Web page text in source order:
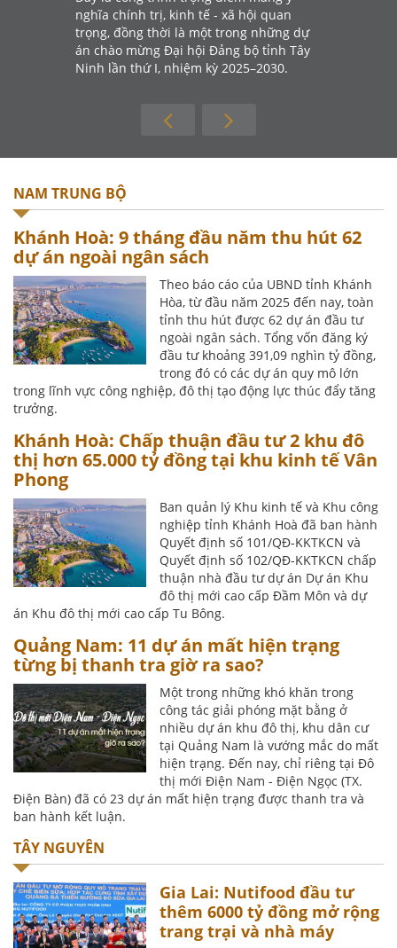
nghĩa chính trị, kinh tế - xã hội quan
trọng, đồng thời là một trong những dự
án chào mừng Đại hội Đảng bộ tỉnh Tây
Ninh lần thứ I, nhiệm kỳ 2025–2030.
NAM TRUNG BỘ
Khánh Hoà: 9 tháng đầu năm thu hút 62
dự án ngoài ngân sách
Theo báo cáo của UBND tỉnh Khánh
Hòa, từ đầu năm 2025 đến nay, toàn
tỉnh thu hút được 62 dự án đầu tư
ngoài ngân sách. Tổng vốn đăng ký
đầu tư khoảng 391,09 nghìn tỷ đồng,
trong đó có các dự án quy mô lớn
trong lĩnh vực công nghiệp, đô thị tạo động lực thúc đẩy tăng
trưởng.
Khánh Hoà: Chấp thuận đầu tư 2 khu đô
thị hơn 65.000 tỷ đồng tại khu kinh tế Vân
Phong
Ban quản lý Khu kinh tế và Khu công
nghiệp tỉnh Khánh Hoà đã ban hành
Quyết định số 101/QĐ-KKTKCN và
Quyết định số 102/QĐ-KKTKCN chấp
thuận nhà đầu tư dự án Dự án Khu
đô thị mới cao cấp Đầm Môn và dự
án Khu đô thị mới cao cấp Tu Bông.
Quảng Nam: 11 dự án mất hiện trạng
từng bị thanh tra giờ ra sao?
Một trong những khó khăn trong
công tác giải phóng mặt bằng ở
nhiều dự án khu đô thị, khu dân cư
tại Quảng Nam là vướng mắc do mất
hiện trạng. Đến nay, chỉ riêng tại Đô
thị mới Điện Nam - Điện Ngọc (TX.
Điện Bàn) đã có 23 dự án mất hiện trạng được thanh tra và
ban hành kết luận.
TÂY NGUYÊN
Gia Lai: Nutifood đầu tư
thêm 6000 tỷ đồng mở rộng
trang trại và nhà máy